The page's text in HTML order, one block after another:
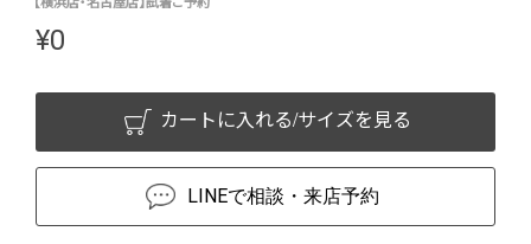
¥0
カートに入れる/サイズを見る
LINEで相談・来店予約